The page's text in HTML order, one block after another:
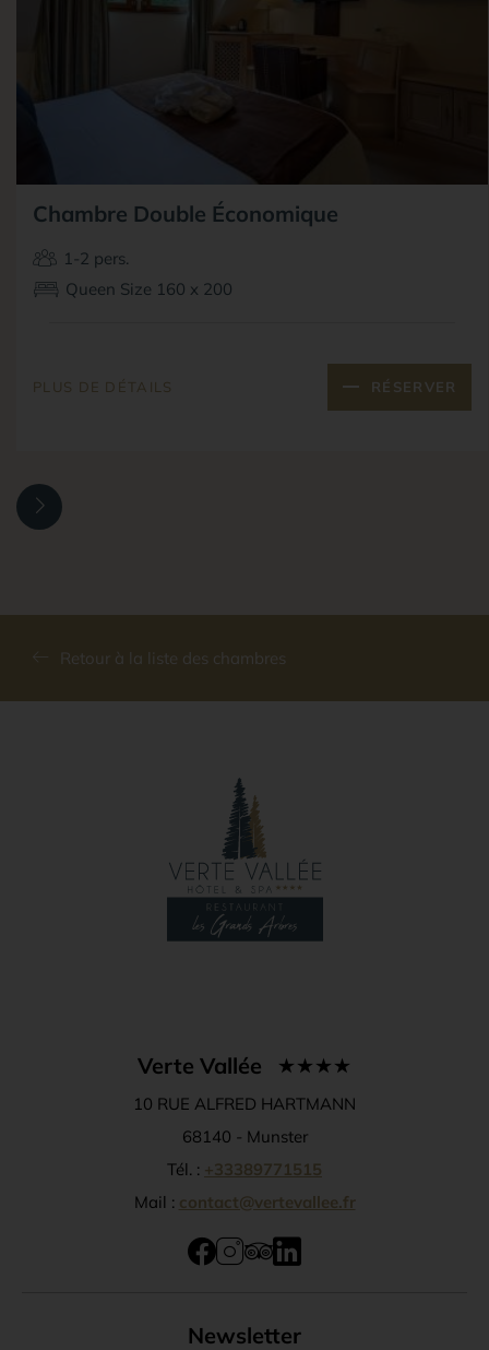
Chambre Double Économique
1-2 pers.
Queen Size 160 x 200
PLUS DE DÉTAILS RÉSERVER
Retour à la liste des chambres
Verte Vallée
10 RUE ALFRED HARTMANN
68140 - Munster
Tél. : +33389771515
Mail : contact@vertevallee.fr
Newsletter